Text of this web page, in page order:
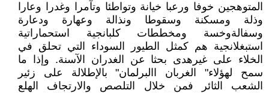
المتوهجين خوفا ورعبا خيانة وتواطئا وتآمرا وغدرا وعارا
وذلة ومسكنة وسقوطا ونذالة وعهارة ودعارة
وسفالةوخسة ومخططات كلبانجية استحماراتية
استبغلانجية هم كمثل الطيور السوداء التي تحلق في
الخلاء على غيرهدى بحثا عن الغدران الآسنة. وإذا ما
سمح لهؤلاء" الغربان االبرلمان" بالإطلالة على زئير
الشعب الثائر فمن خلال التلصص والارتجاف الهلع